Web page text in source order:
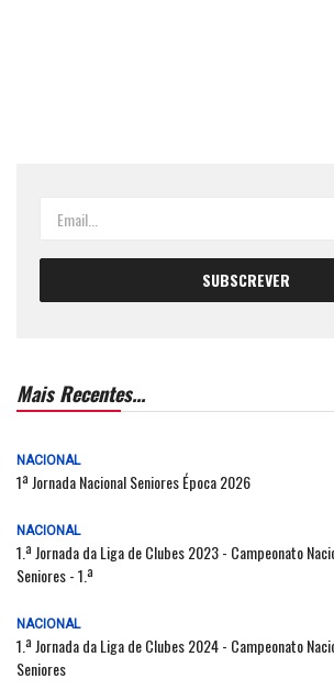
Mais Recentes...
NACIONAL
1ª Jornada Nacional Seniores Época 2026
NACIONAL
1.ª Jornada da Liga de Clubes 2023 - Campeonato
Seniores - 1.ª
NACIONAL
1.ª Jornada da Liga de Clubes 2024 - Campeonato
Seniores